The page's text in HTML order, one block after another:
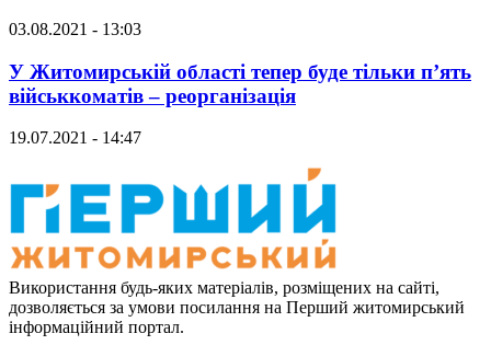
03.08.2021 - 13:03
У Житомирській області тепер буде тільки п’ять
військкоматів – реорганізація
19.07.2021 - 14:47
Використання будь-яких матеріалів, розміщених на сайті,
дозволяється за умови посилання на Перший житомирський
інформаційний портал.